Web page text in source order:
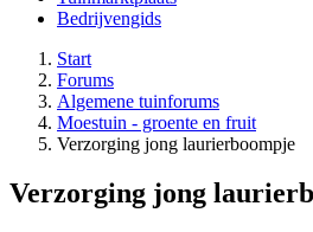
Bedrijvengids
Start
Forums
Algemene tuinforums
Moestuin - groente en fruit
Verzorging jong laurierboompje
Verzorging jong